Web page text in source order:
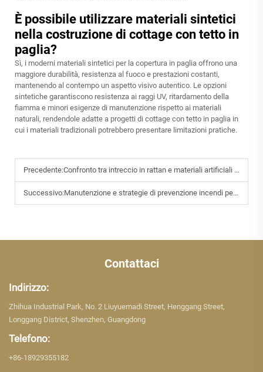
È possibile utilizzare materiali sintetici
nella costruzione di cottage con tetto in
paglia?
Sì, i moderni materiali sintetici per la copertura in paglia offrono una
maggiore durabilità, resistenza al fuoco e prestazioni costanti,
mantenendo al contempo un aspetto visivo autentico. Le opzioni
sintetiche garantiscono resistenza ai raggi UV, ritardamento della
fiamma e minori esigenze di manutenzione rispetto ai materiali
naturali, rendendole adatte a progetti di cottage con tetto in paglia in
cui i materiali tradizionali potrebbero presentare limitazioni pratiche.
Precedente:Confronto tra intreccio in rattan e materiali artificiali in termini di prestazioni
Successivo:Manutenzione e strategie di prevenzione incendi per case con tetto in paglia
Contattaci
Indirizzo:
Zhihua Industrial Park, No. 2 Liuyuemadi Street, Henggang Street,
Longgang District, Shenzhen, Guangdong
Telefono:
+86-18929355182